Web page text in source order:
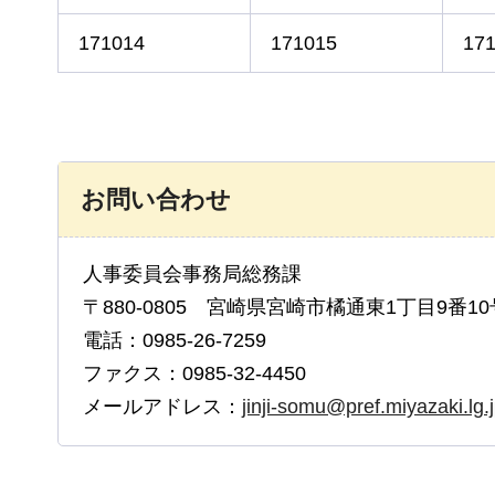
171014 171015
お問い合わせ
人事委員会事務局総務課
〒880-0805 宮崎県宮崎市橘通東1丁目9番10
電話：0985-26-7259
ファクス：0985-32-4450
メールアドレス： jinji-